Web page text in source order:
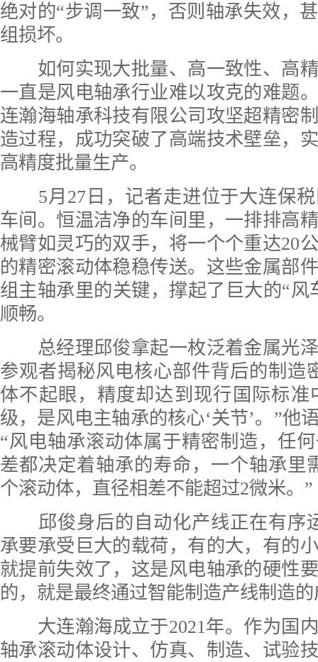
绝对的“步调一致”，否则轴承失效，
组损坏。
如何实现大批量、高一致性、高精
一直是风电轴承行业难以攻克的难题
连瀚海轴承科技有限公司攻坚超精密
造过程，成功突破了高端技术壁垒，
高精度批量生产。
5月27日，记者走进位于大连保税
车间。恒温洁净的车间里，一排排高
械臂如灵巧的双手，将一个个重达20
的精密滚动体稳稳传送。这些金属部
组主轴承里的关键，撑起了巨大的“风
顺畅。
总经理邱俊拿起一枚泛着金属光泽
参观者揭秘风电核心部件背后的制造
体不起眼，精度却达到现行国际标准
级，是风电主轴承的核心‘关节’。”他
“风电轴承滚动体属于精密制造，任
差都决定着轴承的寿命，一个轴承里
个滚动体，直径相差不能超过2微米。”
邱俊身后的自动化产线正在有序
承要承受巨大的载荷，有的大，有的
就提前失效了，这是风电轴承的硬性
的，就是最终通过智能制造产线制造
大连瀚海成立于2021年。作为国
轴承滚动体设计、仿真、制造、试验